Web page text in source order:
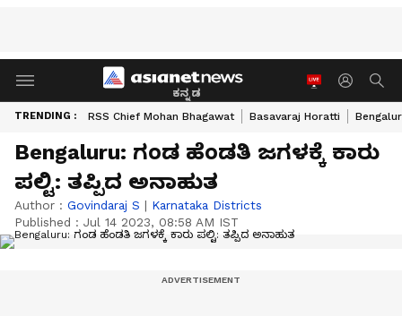
ಕನ್ನಡ
TRENDING : RSS Chief Mohan Bhagawat Basavaraj Horatti
Bengaluru: ಗಂಡ ಹೆಂಡತಿ ಜಗಳಕ್ಕೆ ಕಾರು
ಪಲ್ಟಿ: ತಪ್ಪಿದ ಅನಾಹುತ
Author : Govindaraj S | Karnataka Districts
Published : Jul 14 2023, 08:58 AM IST